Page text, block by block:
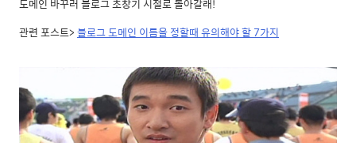
도메인 바꾸러 블로그 초창기 시절로 돌아갈래!
관련 포스트>블로그 도메인 이름을 정할때 유의해야 할 7가지